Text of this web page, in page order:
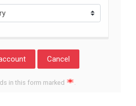
in this form marked